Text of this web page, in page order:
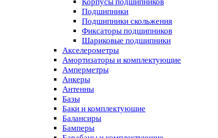
Подшипники
Подшипники скольжения
Фиксаторы подшипников
Шариковые подшипники
Акселерометры
Амортизаторы и комплектующие
Амперметры
Анкеры
Антенны
Базы
Баки и комплектующие
Балансиры
Бамперы